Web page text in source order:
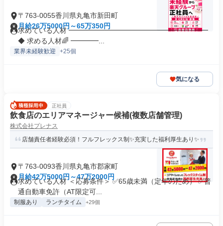
〒763-0055香川県丸亀市新田町
月給26万5000円～65万350円
求めている人材 ━━━━━━━━━━━━━━━━━━━━
◆ 求める人材🌈 ━━━━...
業界未経験歓迎 +25個
気になる
正社員
飲食店のエリアマネージャー候補(複数店舗管理)
株式会社プレナス
店舗責任者経験必須！フルフレックス制✨充実した福利厚生あり✨
〒763-0093香川県丸亀市郡家町
月給42万5000円～47万2000円
求めている人材 ＜応募条件＞ ✅65歳未満（定年のため） ✅普
通自動車免許（AT限定可...
制服あり ランチタイム +29個